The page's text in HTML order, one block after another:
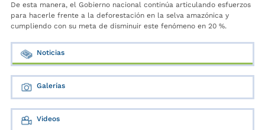
De esta manera, el Gobierno nacional continúa articulando esfuerzos
para hacerle frente a la deforestación en la selva amazónica y
cumpliendo con su meta de disminuir este fenómeno en 20 %.
Noticias
Galerías
Videos